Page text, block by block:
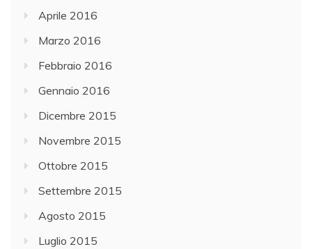
Aprile 2016
Marzo 2016
Febbraio 2016
Gennaio 2016
Dicembre 2015
Novembre 2015
Ottobre 2015
Settembre 2015
Agosto 2015
Luglio 2015